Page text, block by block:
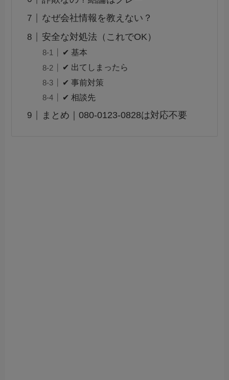
なぜ会社情報を教えない？
安全な対処法（これでOK）
✔ 基本
✔ 出てしまったら
✔ 事前対策
✔ 相談先
まとめ｜080-0123-0828は対応不要